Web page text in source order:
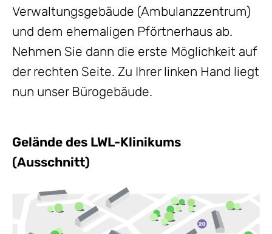
Verwaltungsgebäude (Ambulanzzentrum)
und dem ehemaligen Pförtnerhaus ab.
Nehmen Sie dann die erste Möglichkeit auf
der rechten Seite. Zu Ihrer linken Hand liegt
nun unser Bürogebäude.
Gelände des LWL-Klinikums
(Ausschnitt)